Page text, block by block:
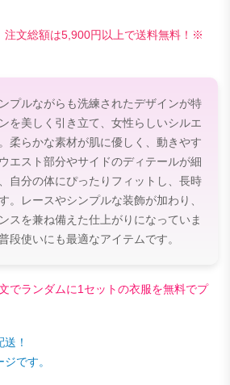
文総額は5,900円以上で送料無料！※
プルながらも洗練されたデザインが特
を美しく引き立て、女性らしいシルエ
柔らかな素材が肌に優しく、動きやす
エスト部分やサイドのディテールが細
自分の体にぴったりフィットし、長時
。レースやシンプルな装飾が加わり、
スを兼ね備えた仕上がりになっていま
段使いにも最適なアイテムです。
でランダムに1セットの衣服を無料でプ
！
です。